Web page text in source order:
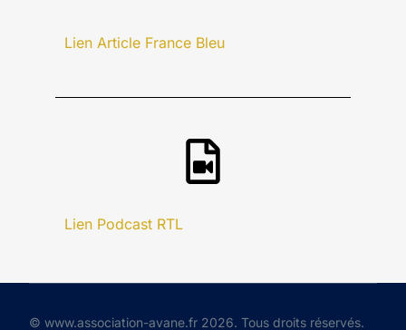
Lien Article France Bleu
Lien Podcast RTL
© www.association-avane.fr 2026. Tous droits réservés.